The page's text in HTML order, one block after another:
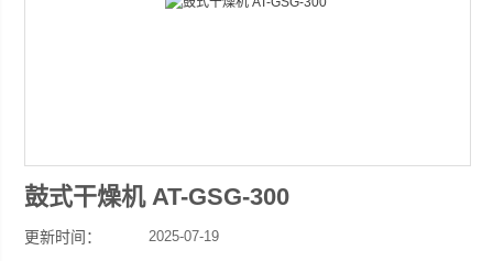
鼓式干燥机 AT-GSG-300
更新时间： 2025-07-19